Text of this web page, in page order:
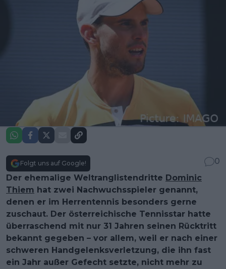
Folgt uns auf Google!
0
Der ehemalige Weltranglistendritte Dominic
Thiem hat zwei Nachwuchsspieler genannt,
denen er im Herrentennis besonders gerne
zuschaut. Der österreichische Tennisstar hatte
überraschend mit nur 31 Jahren seinen Rücktritt
bekannt gegeben – vor allem, weil er nach einer
schweren Handgelenksverletzung, die ihn fast
ein Jahr außer Gefecht setzte, nicht mehr zu